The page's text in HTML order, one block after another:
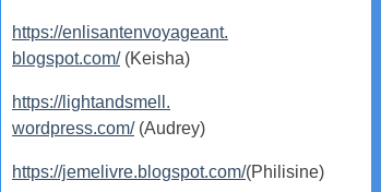
https://enlisantenvoyageant.
blogspot.com/(Keisha)
https://lightandsmell.
wordpress.com/(Audrey)
https://jemelivre.blogspot.com/(Philisine)